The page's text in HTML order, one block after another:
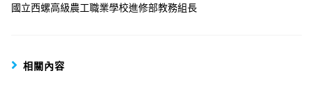
國立西螺高級農工職業學校進修部教務組長
相關內容